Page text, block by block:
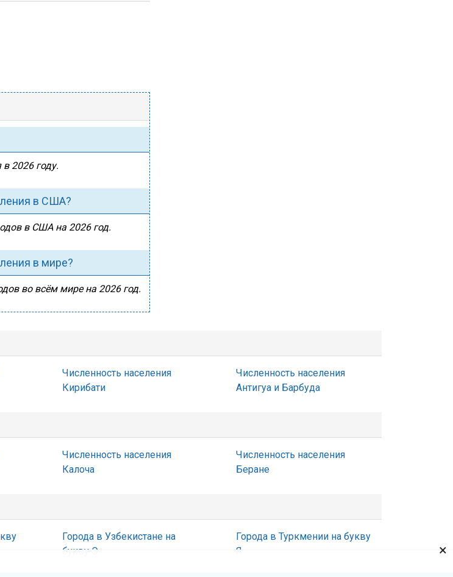
2026 году.
в США?
в США на 2026 год.
в мире?
во всём мире на 2026 год.
Численность населения
Кирибати
Численность населения
Антигуа и Барбуда
Численность населения
Калоча
Численность населения
Беране
Города в Узбекистане на
букву Э
Города в Туркмении на букву
Я
×